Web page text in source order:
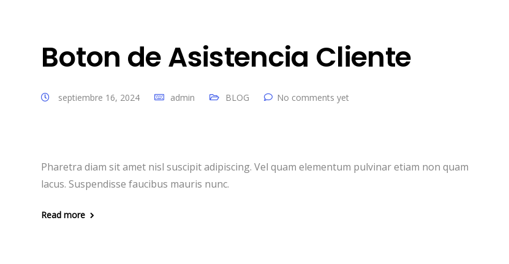
Boton de Asistencia Cliente
septiembre 16, 2024 admin BLOG No comments yet
Pharetra diam sit amet nisl suscipit adipiscing. Vel quam elementum pulvinar etiam non quam
lacus. Suspendisse faucibus mauris nunc.
Read more